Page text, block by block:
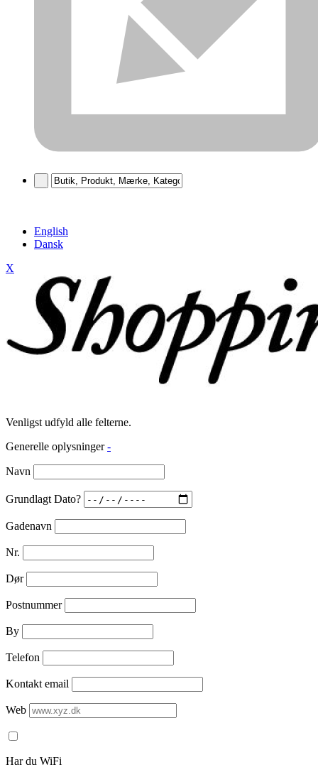
English
Dansk
X
Venligst udfyld alle felterne.
Generelle oplysninger -
Navn
Grundlagt Dato?
Gadenavn
Nr.
Dør
Postnummer
By
Telefon
Kontakt email
Web
Har du WiFi